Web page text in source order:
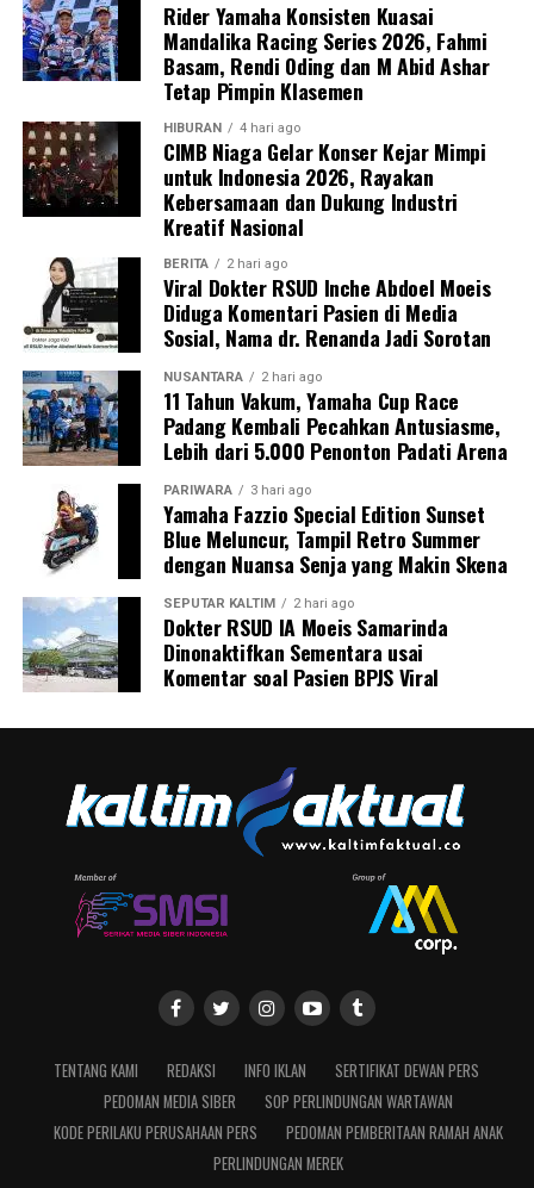
Rider Yamaha Konsisten Kuasai
Mandalika Racing Series 2026, Fahmi
Basam, Rendi Oding dan M Abid Ashar
Tetap Pimpin Klasemen
HIBURAN 4 hari ago
CIMB Niaga Gelar Konser Kejar Mimpi
untuk Indonesia 2026, Rayakan
Kebersamaan dan Dukung Industri
Kreatif Nasional
BERITA 2 hari ago
Viral Dokter RSUD Inche Abdoel Moeis
Diduga Komentari Pasien di Media
Sosial, Nama dr. Renanda Jadi Sorotan
NUSANTARA 2 hari ago
11 Tahun Vakum, Yamaha Cup Race
Padang Kembali Pecahkan Antusiasme,
Lebih dari 5.000 Penonton Padati Arena
PARIWARA 3 hari ago
Yamaha Fazzio Special Edition Sunset
Blue Meluncur, Tampil Retro Summer
dengan Nuansa Senja yang Makin Skena
SEPUTAR KALTIM 2 hari ago
Dokter RSUD IA Moeis Samarinda
Dinonaktifkan Sementara usai
Komentar soal Pasien BPJS Viral
TENTANG KAMI REDAKSI INFO IKLAN
SERTIFIKAT DEWAN PERS
PEDOMAN MEDIA SIBER
SOP PERLINDUNGAN WARTAWAN
KODE PERILAKU PERUSAHAAN PERS
PEDOMAN PEMBERITAAN RAMAH ANAK
PERLINDUNGAN MEREK